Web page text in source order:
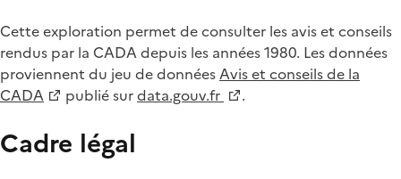
Cette exploration permet de consulter les avis et conseils
rendus par la CADA depuis les années 1980. Les données
proviennent du jeu de donnéesAvis et conseils de la
CADA
publié surdata.gouv.fr .
Cadre légal